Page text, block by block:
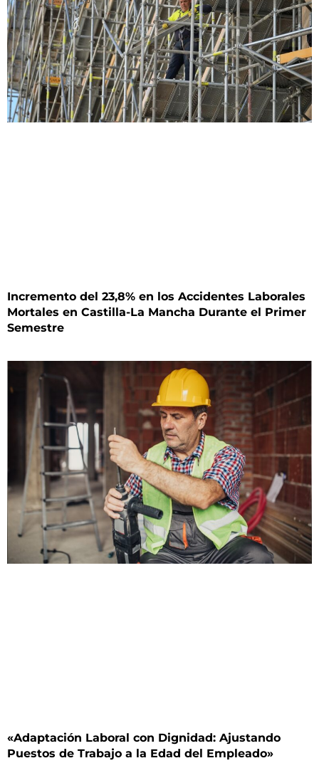
Incremento del 23,8% en los Accidentes Laborales
Mortales en Castilla-La Mancha Durante el Primer
Semestre
«Adaptación Laboral con Dignidad: Ajustando
Puestos de Trabajo a la Edad del Empleado»